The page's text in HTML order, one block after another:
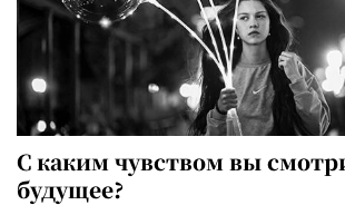
С каким чувством вы
будущее?